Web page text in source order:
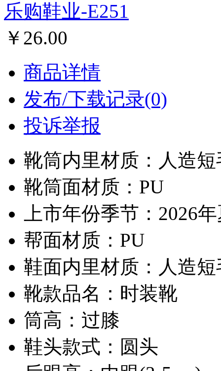
乐购鞋业-E251
￥26.00
商品详情
发布/下载记录(0)
投诉举报
靴筒内里材质：人造短
靴筒面材质：PU
上市年份季节：2026
帮面材质：PU
鞋面内里材质：人造短
靴款品名：时装靴
筒高：过膝
鞋头款式：圆头